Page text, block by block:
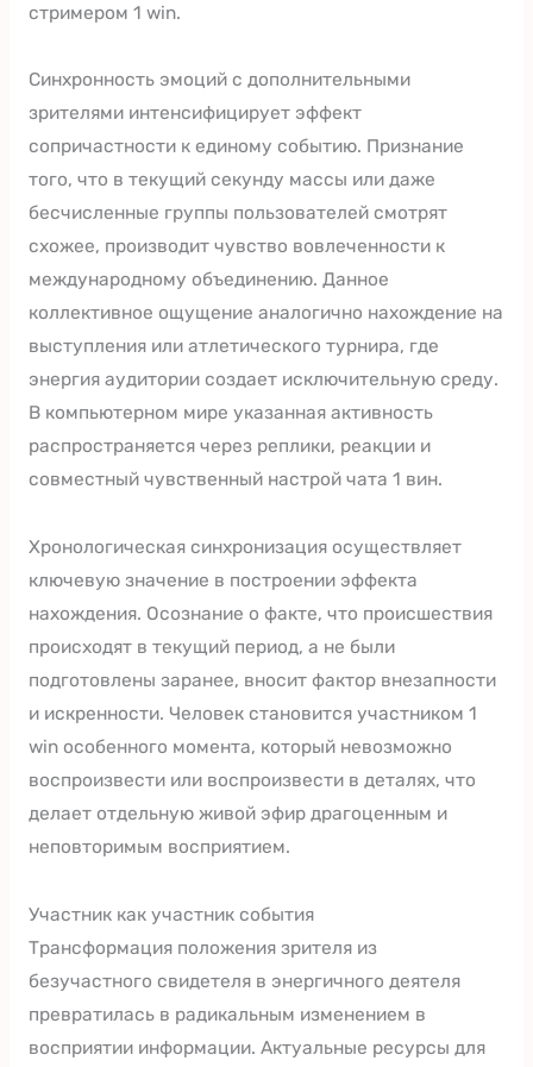
стримером 1 win.
Синхронность эмоций с дополнительными
зрителями интенсифицирует эффект
сопричастности к единому событию. Признание
того, что в текущий секунду массы или даже
бесчисленные группы пользователей смотрят
схожее, производит чувство вовлеченности к
международному объединению. Данное
коллективное ощущение аналогично нахождение на
выступления или атлетического турнира, где
энергия аудитории создает исключительную среду.
В компьютерном мире указанная активность
распространяется через реплики, реакции и
совместный чувственный настрой чата 1 вин.
Хронологическая синхронизация осуществляет
ключевую значение в построении эффекта
нахождения. Осознание о факте, что происшествия
происходят в текущий период, а не были
подготовлены заранее, вносит фактор внезапности
и искренности. Человек становится участником 1
win особенного момента, который невозможно
воспроизвести или воспроизвести в деталях, что
делает отдельную живой эфир драгоценным и
неповторимым восприятием.
Участник как участник события
Трансформация положения зрителя из
безучастного свидетеля в энергичного деятеля
превратилась в радикальным изменением в
восприятии информации. Актуальные ресурсы для